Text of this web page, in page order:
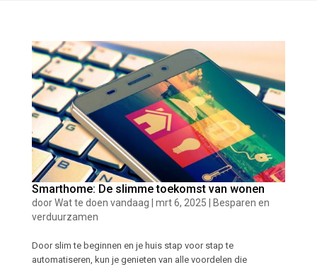
Smarthome: De slimme toekomst van wonen
doorWat te doen vandaag mrt 6, 2025
Besparen en
verduurzamen
Door slim te beginnen en je huis stap voor stap te
automatiseren, kun je genieten van alle voordelen die